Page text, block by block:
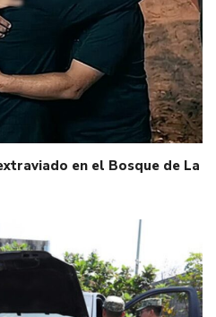
en el Bosque de La